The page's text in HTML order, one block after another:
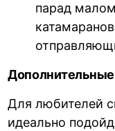
парад
Для любителей
идеально